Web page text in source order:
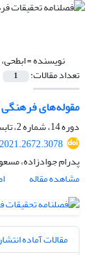
نویسنده =
تعداد مقالات: 1
مقوله‌های
دوره 14، شماره 2، تابستان 1400، صفحه
پدرام جوادزاده،
مشاهده مقاله
مقالات آماده